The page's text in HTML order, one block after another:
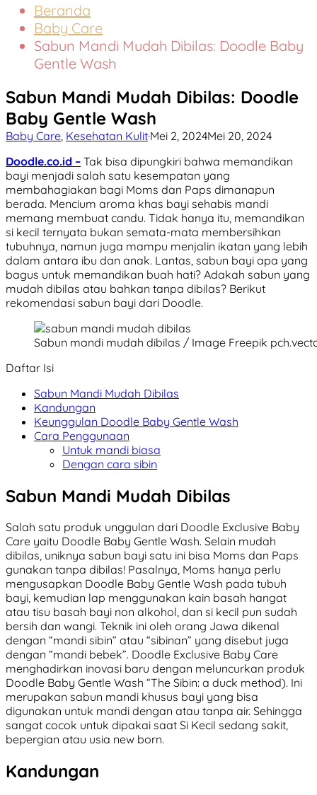
Beranda
Baby Care
Sabun Mandi Mudah Dibilas: Doodle Baby
Gentle Wash
Sabun Mandi Mudah Dibilas: Doodle
Baby Gentle Wash
Baby Care Kesehatan Kulit·Mei 2, 2024Mei 20, 2024
Doodle.co.id – Tak bisa dipungkiri bahwa memandikan
bayi menjadi salah satu kesempatan yang
membahagiakan bagi Moms dan Paps dimanapun
berada. Mencium aroma khas bayi sehabis mandi
memang membuat candu. Tidak hanya itu, memandikan
si kecil ternyata bukan semata-mata membersihkan
tubuhnya, namun juga mampu menjalin ikatan yang lebih
dalam antara ibu dan anak. Lantas, sabun bayi apa yang
bagus untuk memandikan buah hati? Adakah sabun yang
mudah dibilas atau bahkan tanpa dibilas? Berikut
rekomendasi sabun bayi dari Doodle.
Sabun mandi mudah dibilas / Image Freepik
Daftar Isi
Sabun Mandi Mudah Dibilas
Kandungan
Keunggulan Doodle Baby Gentle Wash
Cara Penggunaan
Untuk mandi biasa
Dengan cara sibin
Sabun Mandi Mudah Dibilas
Salah satu produk unggulan dari Doodle Exclusive Baby
Care yaitu Doodle Baby Gentle Wash. Selain mudah
dibilas, uniknya sabun bayi satu ini bisa Moms dan Paps
gunakan tanpa dibilas! Pasalnya, Moms hanya perlu
mengusapkan Doodle Baby Gentle Wash pada tubuh
bayi, kemudian lap menggunakan kain basah hangat
atau tisu basah bayi non alkohol, dan si kecil pun sudah
bersih dan wangi. Teknik ini oleh orang Jawa dikenal
dengan “mandi sibin” atau “sibinan” yang disebut juga
dengan “mandi bebek”. Doodle Exclusive Baby Care
menghadirkan inovasi baru dengan meluncurkan produk
Doodle Baby Gentle Wash “The Sibin: a duck method). Ini
merupakan sabun mandi khusus bayi yang bisa
digunakan untuk mandi dengan atau tanpa air. Sehingga
sangat cocok untuk dipakai saat Si Kecil sedang sakit,
bepergian atau usia new born.
Kandungan